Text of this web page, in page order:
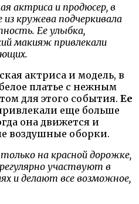
актриса и продюсер, в
кружева подчеркивала
Ее улыбка,
макияж привлекали
актриса и модель, в
платье с нежным
для этого события. Ее
еще больше
она движется и
воздушные оборки.
на красной дорожке,
участвуют в
и делают все возможное,